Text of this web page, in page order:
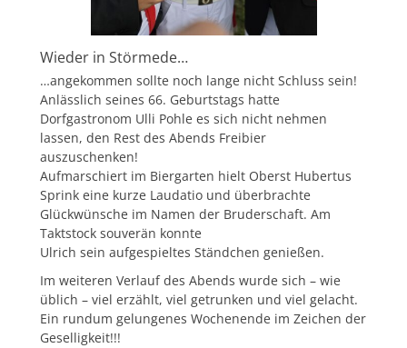
Wieder in Störmede…
…angekommen sollte noch lange nicht Schluss sein!
Anlässlich seines 66. Geburtstags hatte
Dorfgastronom Ulli Pohle es sich nicht nehmen
lassen, den Rest des Abends Freibier
auszuschenken!
Aufmarschiert im Biergarten hielt Oberst Hubertus
Sprink eine kurze Laudatio und überbrachte
Glückwünsche im Namen der Bruderschaft. Am
Taktstock souverän konnte
Ulrich sein aufgespieltes Ständchen genießen.
Im weiteren Verlauf des Abends wurde sich – wie
üblich – viel erzählt, viel getrunken und viel gelacht.
Ein rundum gelungenes Wochenende im Zeichen der
Geselligkeit!!!